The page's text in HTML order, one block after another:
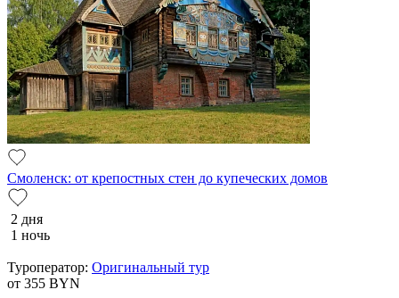
Смоленск: от крепостных стен до купеческих домов
2 дня
1 ночь
Туроператор: Оригинальный тур
от 355 BYN